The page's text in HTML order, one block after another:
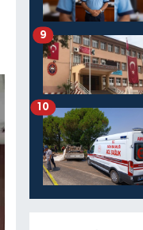
9
10